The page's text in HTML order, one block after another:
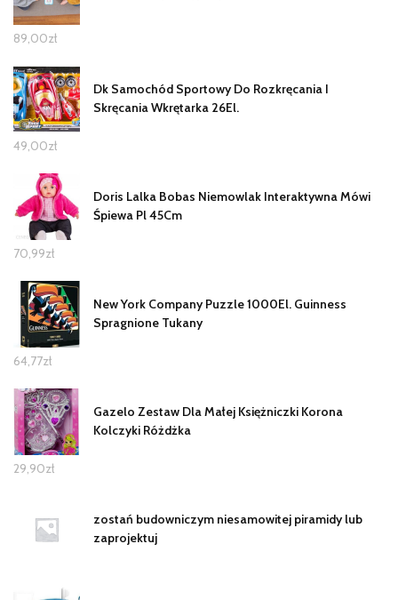
89,00zł
Dk Samochód Sportowy Do Rozkręcania I
Skręcania Wkrętarka 26El.
49,00zł
Doris Lalka Bobas Niemowlak Interaktywna Mówi
Śpiewa Pl 45Cm
70,99zł
New York Company Puzzle 1000El. Guinness
Spragnione Tukany
64,77zł
Gazelo Zestaw Dla Małej Księżniczki Korona
Kolczyki Różdżka
29,90zł
zostań budowniczym niesamowitej piramidy lub
zaprojektuj